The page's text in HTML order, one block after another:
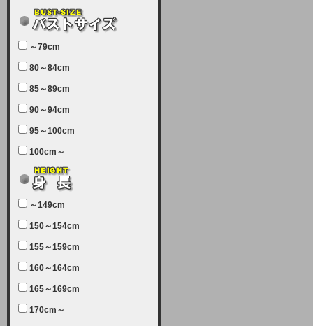
本日、サーバーメンテナンスのため
ユーザー様には大変ご迷惑をおかけ
しました。無事、メンテナンスが完
致します。
2025-06-11 (水)
【サーバーメンテナンス実施につい
7月5日（土曜日）午前7：00から午
テナンスを実施します。ユーザー様
にはご迷惑をおかけしますがご理解
いただけます様、宜しくお願い致し
【クレジットカード決済について
②】
現在、クレジットカード決済はJCB
のみになっております。大変ご迷惑
～79cm
80～84cm
85～89cm
90～94cm
95～100cm
100cm～
～149cm
150～154cm
155～159cm
160～164cm
165～169cm
170cm～